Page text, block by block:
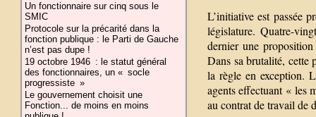
Un fonctionnaire sur cinq sous le
SMIC
Protocole sur la précarité dans la
fonction publique : le Parti de Gauche
n’est pas dupe !
19 octobre 1946 : le statut général
des fonctionnaires, un « socle
progressiste »
Le gouvernement choisit une
Fonction... de moins en moins
L’initiative est passée
législature. Quatre-
dernier une
Dans sa brutalité, cette
la règle en exception.
agents effectuant « les
au contrat de travail de